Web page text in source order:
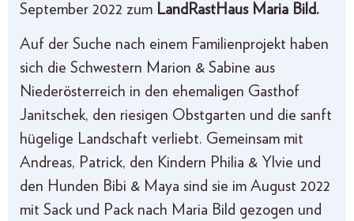
September 2022 zum LandRastHaus Maria Bild.
Auf der Suche nach einem Familienprojekt haben
sich die Schwestern Marion & Sabine aus
Niederösterreich in den ehemaligen Gasthof
Janitschek, den riesigen Obstgarten und die sanft
hügelige Landschaft verliebt. Gemeinsam mit
Andreas, Patrick, den Kindern Philia & Ylvie und
den Hunden Bibi & Maya sind sie im August 2022
mit Sack und Pack nach Maria Bild gezogen und